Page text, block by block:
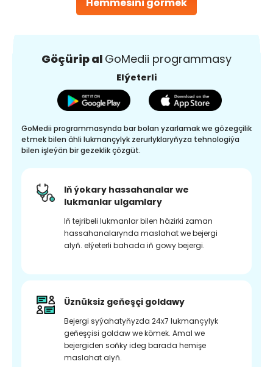
Göçürip al GoMedii programmasy
Elýeterli
GoMedii programmasynda bar bolan yzarlamak we gözegçilik
etmek bilen ähli lukmançylyk zerurlyklaryňyza tehnologiýa
bilen işleýän bir gezeklik çözgüt.
Iň ýokary hassahanalar we
lukmanlar ulgamlary
Iň tejribeli lukmanlar bilen häzirki zaman
hassahanalarynda maslahat we bejergi
alyň. elýeterli bahada iň gowy bejergi.
Üznüksiz geňeşçi goldawy
Bejergi syýahatyňyzda 24x7 lukmançylyk
geňeşçisi goldaw we kömek. Amal we
bejergiden soňky ideg barada hemişe
maslahat alyň.